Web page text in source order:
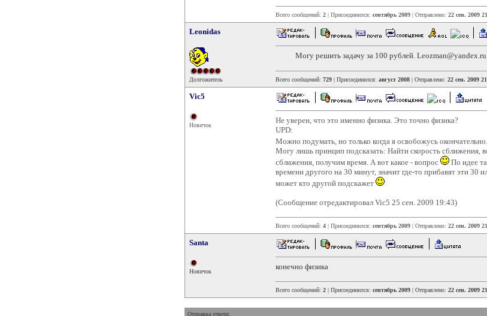
Всего сообщений: 2 | Присоединился: сентябрь 2009 | Отправлено: 22 сен. 2009
Leonidas
Долгожитель
Могу решить задачу за 100 рублей. Leozman@yandex.ru
Всего сообщений: 729 | Присоединился: август 2008 | Отправлено: 22 сен. 2009
Vic5
Новичок
Не уверен, что это именно физика. Это точно физика?
UPD:
Можно подумать, но только когда я освобожусь
Могу лишь принцип подсказать: Найти скорость сближения,
сближения, получим время. А вот какое - вопрос
По идее
времени другого на 30 минут, значит где-то прибавят эти 30
может кто другой подскажет
(Сообщение отредактировал Vic5 25 сен. 2009 19:43)
Всего сообщений: 4 | Присоединился: сентябрь 2009 | Отправлено: 22 сен. 2009
Santa
Новичок
конечно физика
Всего сообщений: 2 | Присоединился: сентябрь 2009 | Отправлено: 22 сен. 2009
Отправка ответа: